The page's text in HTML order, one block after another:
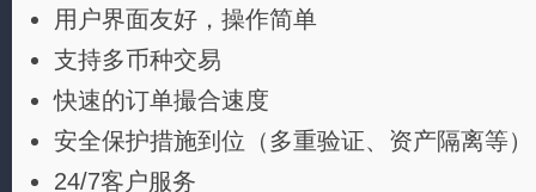
用户界面友好，操作简单
支持多币种交易
快速的订单撮合速度
安全保护措施到位（多重验证、资产隔离等）
24/7客户服务